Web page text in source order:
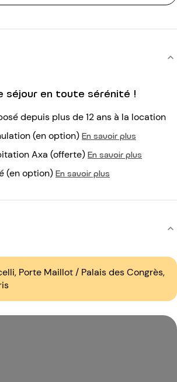
séjour en toute sérénité !
depuis plus de 12 ans à la location
(en option) En savoir plus
Axa (offerte) En savoir plus
(en option) En savoir plus
Porte Maillot / Palais des Congrès,